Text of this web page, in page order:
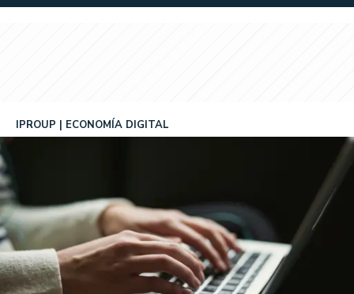
IPROUP ECONOMÍA DIGITAL